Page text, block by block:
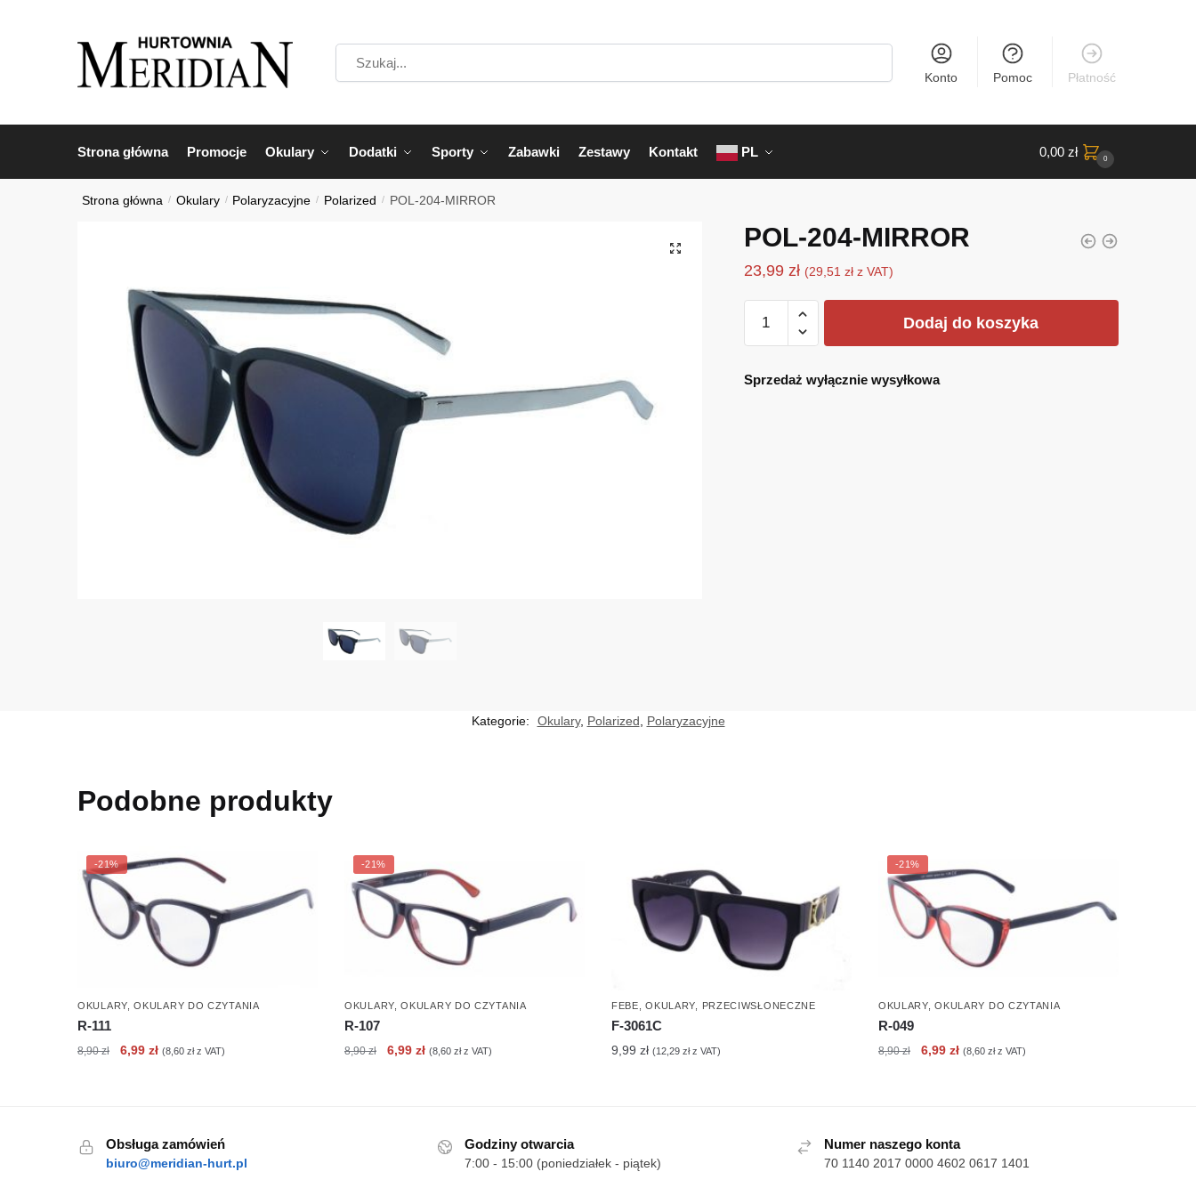
Konto Pomoc Płatność
Strona główna Promocje Okulary Dodatki Sporty Zabawki Zestawy Kontakt PL 0,00 zł 0
Strona główna / Okulary / Polaryzacyjne / Polarized / POL-204-MIRROR
POL-204-MIRROR
23,99 zł (29,51 złz VAT)
POL-
MIRROR
Dodaj do koszyka
Sprzedaż wyłącznie wysyłkowa
Kategorie: Okulary, Polarized, Polaryzacyjne
Podobne produkty
-21%
OKULARY,OKULARY DO CZYTANIA
R-111
8,90zł
Pierwotna
6,99złAktualna
(8,60złz VAT)
-21%
OKULARY,OKULARY DO CZYTANIA
R-107
8,90zł
Pierwotna
6,99 złAktualna
(8,60 złz VAT)
FEBE ,OKULARY PRZECIWSŁONECZNE
F-3061C
9,99 zł (12,29 złz VAT)
-21%
OKULARY,OKULARY DO CZYTANIA
R-049
8,90zł
Pierwotna
6,99 złAktualna
(8,60 złz VAT)
Obsługa zamówień
biuro@meridian-hurt.pl
Godziny otwarcia
7:00 - 15:00 (poniedziałek - piątek)
Numer naszego konta
70 1140 2017 0000 4602 0617 1401